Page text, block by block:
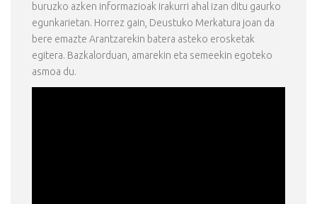
buruzko azken informazioak irakurri ahal izan ditu gaurko
egunkarietan. Horrez gain, Deustuko Merkatura joan da
bere emazte Arantzarekin batera asteko erosketak
egitera. Bazkalorduan, amarekin eta semeekin egoteko
asmoa du.